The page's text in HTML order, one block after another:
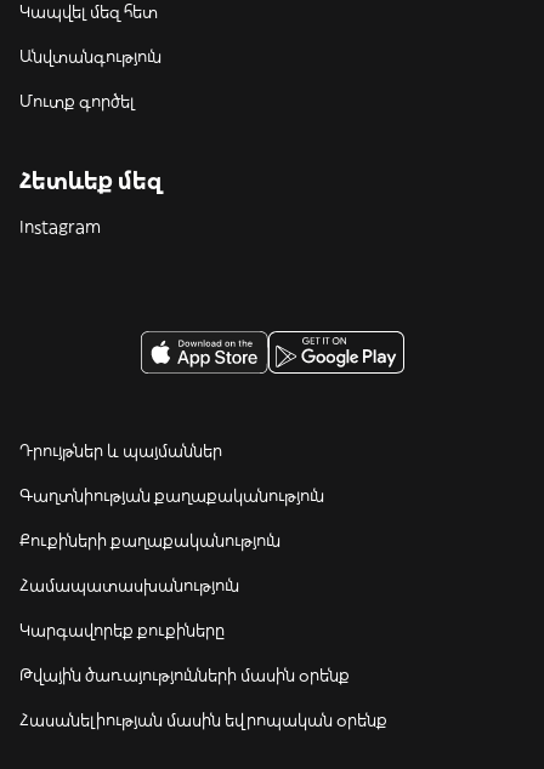
Կապվել մեզ հետ
Անվտանգություն
Մուտք գործել
Հետևեք մեզ
Instagram
Դրույթներ և պայմաններ
Գաղտնիության քաղաքականություն
Քուքիների քաղաքականություն
Համապատասխանություն
Կարգավորեք քուքիները
Թվային ծառայությունների մասին օրենք
Հասանելիության մասին եվրոպական օրենք